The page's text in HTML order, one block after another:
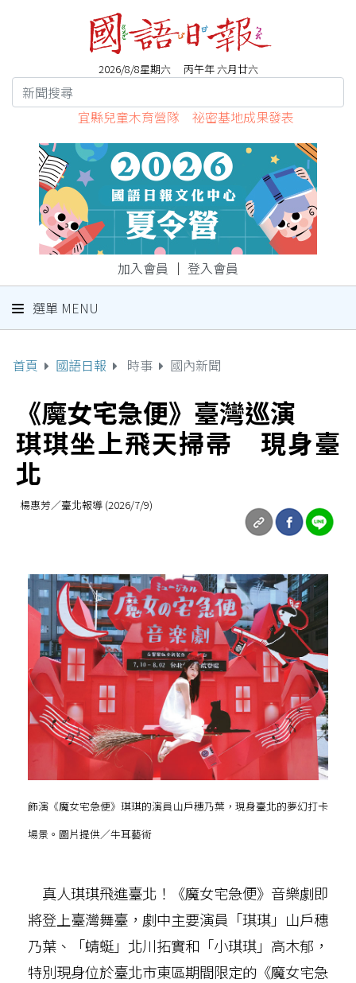
2026/8/8星期六 丙午年 六月廿六
宜縣兒童木育營隊 祕密基地成果發表
加入會員 ｜ 登入會員
選單 MENU
首頁 國語日報 時事 國內新聞
《魔女宅急便》臺灣巡演
琪琪坐上飛天掃帚 現身臺
北
楊惠芳／臺北報導 (2026/7/9)
飾演《魔女宅急便》琪琪的演員山戶穗乃葉，現身臺北的夢幻打卡
場景。圖片提供／牛耳藝術
真人琪琪飛進臺北！《魔女宅急便》音樂劇即
將登上臺灣舞臺，劇中主要演員「琪琪」山戶穗
乃葉、「蜻蜓」北川拓實和「小琪琪」高木郁，
特別現身位於臺北市東區期間限定的《魔女宅急